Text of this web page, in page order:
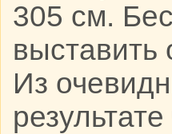
305 см.
выставить
Из